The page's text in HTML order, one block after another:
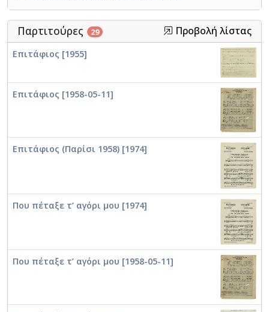
Παρτιτούρες 29 Προβολή λίστας
Επιτάφιος [1955]
Επιτάφιος [1958-05-11]
Επιτάφιος (Παρίσι 1958) [1974]
Που πέταξε τ’ αγόρι μου [1974]
Που πέταξε τ’ αγόρι μου [1958-05-11]